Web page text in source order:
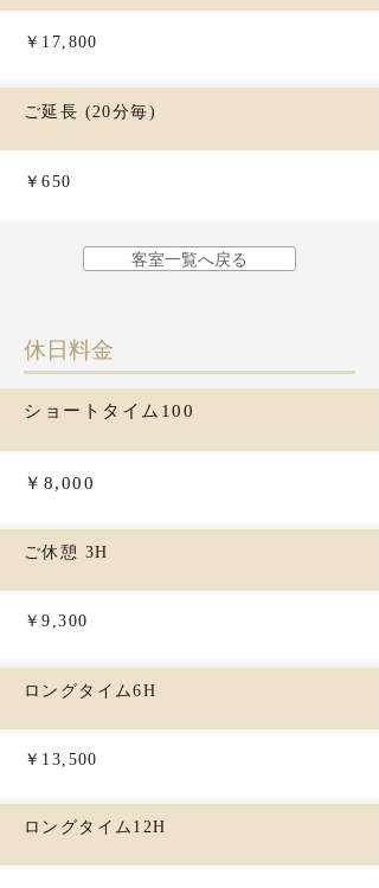
￥17,800
ご延長 (20分毎)
￥650
客室一覧へ戻る
​休日料金
ショートタイム100
￥8,000
ご休憩 3H
￥9,300
ロングタイム6H
￥13,500
ロングタイム12H